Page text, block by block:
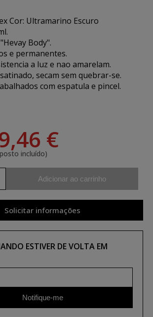
Cor: Ultramarino Escuro
Body".
e permanentes.
a luz e nao amarelam.
secam sem quebrar-se.
com espatula e pincel.
€
incluído)
Adicionar ao carrinho
Solicitar informações
ESTIVER DE VOLTA EM
Notifique-me